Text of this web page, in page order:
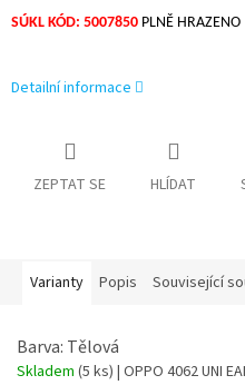
SÚKL KÓD: 5007850 PLNĚ HRAZENO
Detailní informace
ZEPTAT SE HLÍDAT
Varianty Popis Související
Barva: Tělová
Skladem (5 ks) | OPPO 4062 UNI